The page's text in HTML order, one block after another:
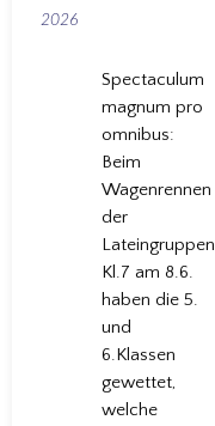
2026
Spectaculum
magnum pro
omnibus:
Beim
Wagenrennen
der
Lateingruppen
Kl.7 am 8.6.
haben die 5.
und
6.Klassen
gewettet,
welche